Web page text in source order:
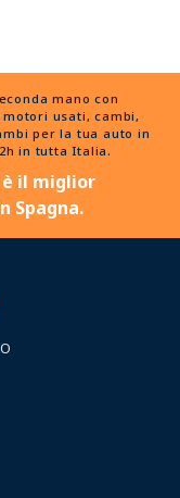
mano con
usati, cambi,
per la tua auto in
in tutta Italia.
è il miglior
Spagna.